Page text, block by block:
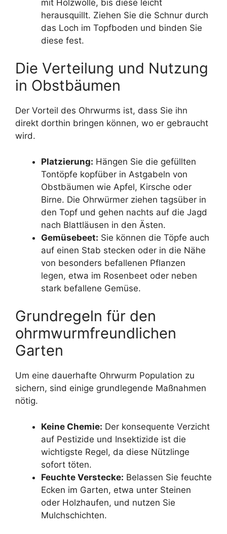
mit Holzwolle, bis diese leicht
herausquillt. Ziehen Sie die Schnur durch
das Loch im Topfboden und binden Sie
diese fest.
Die Verteilung und Nutzung
in Obstbäumen
Der Vorteil des Ohrwurms ist, dass Sie ihn
direkt dorthin bringen können, wo er gebraucht
wird.
Platzierung: Hängen Sie die gefüllten
Tontöpfe kopfüber in Astgabeln von
Obstbäumen wie Apfel, Kirsche oder
Birne. Die Ohrwürmer ziehen tagsüber in
den Topf und gehen nachts auf die Jagd
nach Blattläusen in den Ästen.
Gemüsebeet: Sie können die Töpfe auch
auf einen Stab stecken oder in die Nähe
von besonders befallenen Pflanzen
legen, etwa im Rosenbeet oder neben
stark befallene Gemüse.
Grundregeln für den
ohrmwurmfreundlichen
Garten
Um eine dauerhafte Ohrwurm Population zu
sichern, sind einige grundlegende Maßnahmen
nötig.
Keine Chemie: Der konsequente Verzicht
auf Pestizide und Insektizide ist die
wichtigste Regel, da diese Nützlinge
sofort töten.
Feuchte Verstecke: Belassen Sie feuchte
Ecken im Garten, etwa unter Steinen
oder Holzhaufen, und nutzen Sie
Mulchschichten.